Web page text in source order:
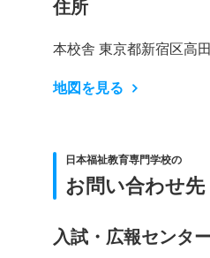
住所
本校舎 東京都新宿区高
地図を見る
日本福祉教育専門学校の
お問い合わせ先
入試・広報センター